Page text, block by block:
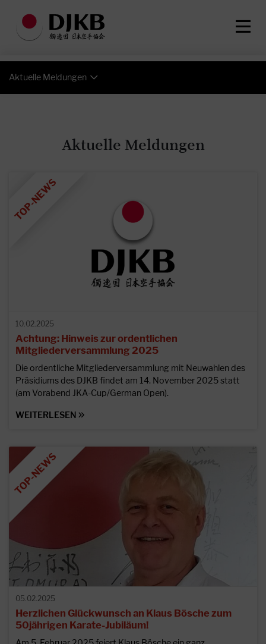
Aktuelle Meldungen
Aktuelle Meldungen
10.02.2025
Achtung: Hinweis zur ordentlichen
Mitgliederversammlung 2025
Die ordentliche Mitgliederversammlung mit Neuwahlen des
Präsidiums des DJKB findet am 14. November 2025 statt
(am Vorabend JKA-Cup/German Open).
WEITERLESEN
05.02.2025
Herzlichen Glückwunsch an Klaus Bösche zum
50jährigen Karate-Jubiläum!